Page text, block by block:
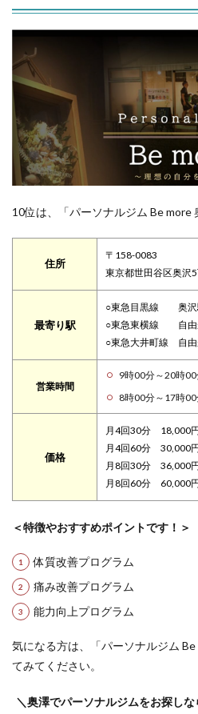
10位は、「パーソナルジム Be more
住所
〒158-0083
東京都世田谷区奥
最寄り駅
○東急目黒線 奥
○東急東横線 自由
○東急大井町線 自
営業時間
9時00分～20時00
8時00分～17時00
価格
月4回30分 18,000
月4回60分 30,000
月8回30分 36,000
月8回60分 60,000
＜特徴やおすすめポイントです！＞
体質改善プログラム
痛み改善プログラム
能力向上プログラム
気になる方は、「パーソナルジム
てみてください。
＼奥澤でパーソナルジムをお探し